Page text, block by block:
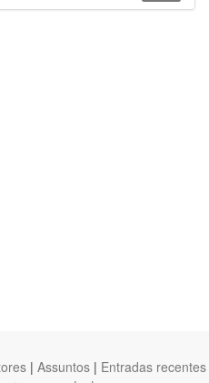
| Assuntos | Entradas recentes